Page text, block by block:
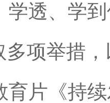
学透、学
多项举措
育片《持